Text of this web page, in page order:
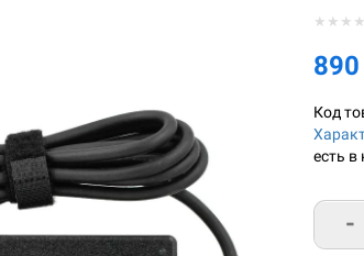
★ ★ ★ ★
Код
есть в
-